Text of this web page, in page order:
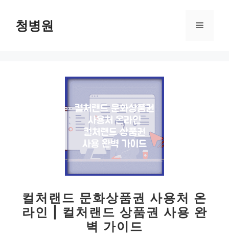
청병원 메
컬처랜드 문화상품권 사용처 온
라인 | 컬처랜드 상품권 사용 완
벽 가이드